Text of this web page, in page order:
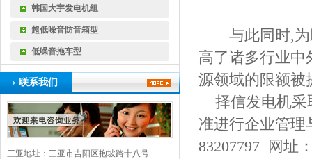
韩国大宇发电机组
超低噪音防音箱型
低噪音拖车型
联系我们
三亚地址：三亚市吉阳区抱坡路十八号
与此同时,
高了诸多行业中
源领域的限额被
择信发电机采
准进行企业管理
83207797 网址